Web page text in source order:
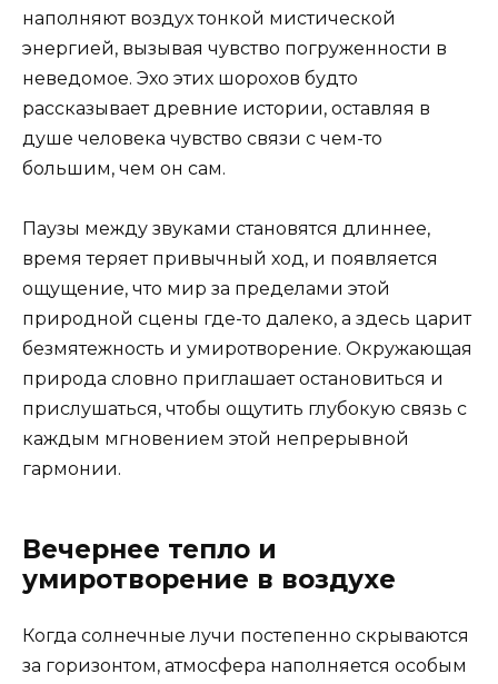
наполняют воздух тонкой мистической
энергией, вызывая чувство погруженности в
неведомое. Эхо этих шорохов будто
рассказывает древние истории, оставляя в
душе человека чувство связи с чем-то
большим, чем он сам.
Паузы между звуками становятся длиннее,
время теряет привычный ход, и появляется
ощущение, что мир за пределами этой
природной сцены где-то далеко, а здесь царит
безмятежность и умиротворение. Окружающая
природа словно приглашает остановиться и
прислушаться, чтобы ощутить глубокую связь с
каждым мгновением этой непрерывной
гармонии.
Вечернее тепло и
умиротворение в воздухе
Когда солнечные лучи постепенно скрываются
за горизонтом, атмосфера наполняется особым